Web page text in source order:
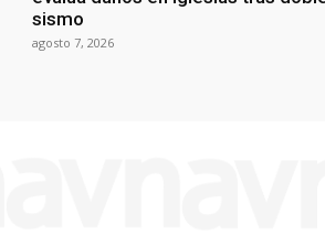
sismo
agosto 7, 2026